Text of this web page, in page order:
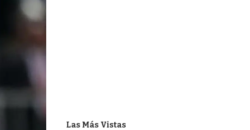
Las Más Vistas